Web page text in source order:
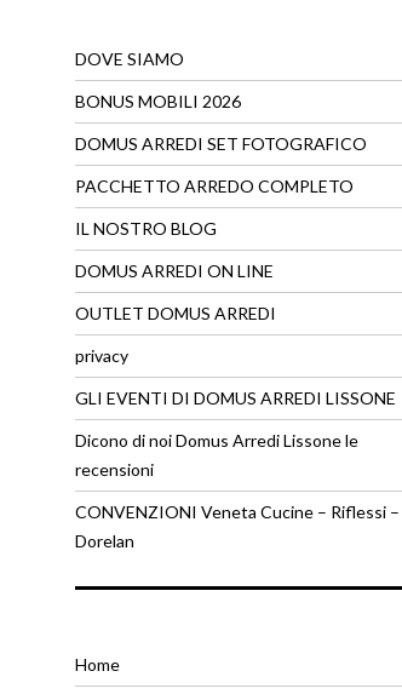
DOVE SIAMO
BONUS MOBILI 2026
DOMUS ARREDI SET FOTOGRAFICO
PACCHETTO ARREDO COMPLETO
IL NOSTRO BLOG
DOMUS ARREDI ON LINE
OUTLET DOMUS ARREDI
privacy
GLI EVENTI DI DOMUS ARREDI LISSONE
Dicono di noi Domus Arredi Lissone le
recensioni
CONVENZIONI Veneta Cucine – Riflessi –
Dorelan
Home